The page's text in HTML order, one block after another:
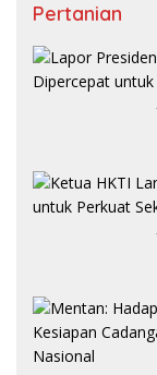
Pertanian